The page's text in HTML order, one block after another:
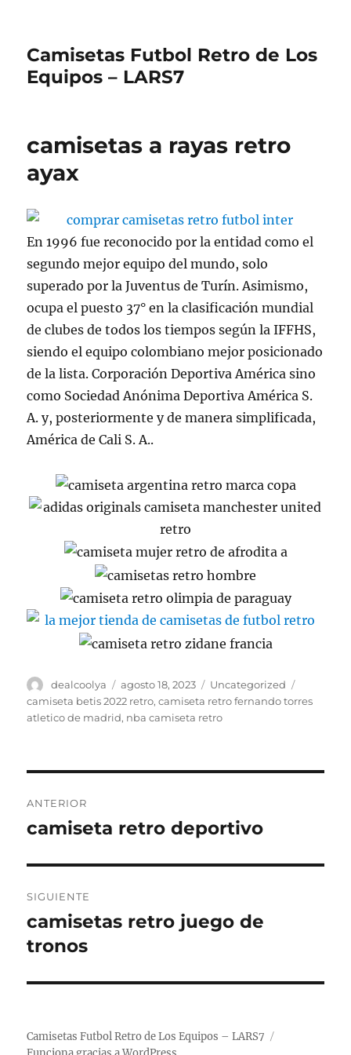
Camisetas Futbol Retro de Los
Equipos – LARS7
camisetas a rayas retro
ayax
En 1996 fue reconocido por la entidad como el
segundo mejor equipo del mundo, solo
superado por la Juventus de Turín. Asimismo,
ocupa el puesto 37° en la clasificación mundial
de clubes de todos los tiempos según la IFFHS,
siendo el equipo colombiano mejor posicionado
de la lista. Corporación Deportiva América sino
como Sociedad Anónima Deportiva América S.
A. y, posteriormente y de manera simplificada,
América de Cali S. A..
Autor
dealcoolya
Publicado
el
agosto 18, 2023 Categorías
Uncategorized
camiseta betis 2022 retro,camiseta retro fernando torres
atletico de madrid, nba camiseta retro
de
ANTERIOR
Entrada
camiseta retro deportivo
SIGUIENTE
Entrada
siguiente:
camisetas retro juego de
tronos
Camisetas Futbol Retro de Los Equipos – LARS7